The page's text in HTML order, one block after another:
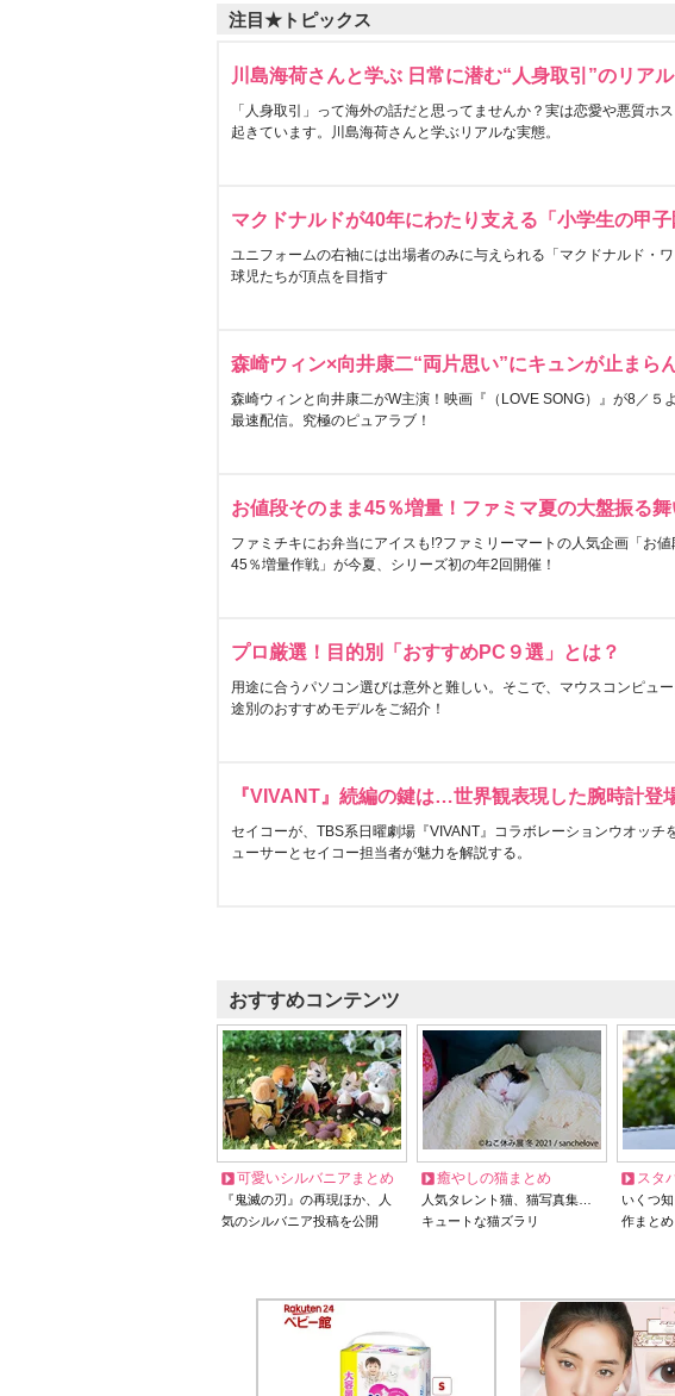
注目★トピックス
川島海荷さんと学ぶ 日常に潜む“人身取引”のリアル
「人身取引」って海外の話だと思ってませんか？実は恋愛や悪質ホ
起きています。川島海荷さんと学ぶリアルな実態。
マクドナルドが40年にわたり支える「小学生の甲子
ユニフォームの右袖には出場者のみに与えられる「マクドナルド・
球児たちが頂点を目指す
森崎ウィン×向井康二“両片思い”にキュンが止まら
森崎ウィンと向井康二がW主演！映画『（LOVE SONG）』が8／５
最速配信。究極のピュアラブ！
お値段そのまま45％増量！ファミマ夏の大盤振る舞
ファミチキにお弁当にアイスも!?ファミリーマートの人気企画「お値
45％増量作戦」が今夏、シリーズ初の年2回開催！
プロ厳選！目的別「おすすめPC９選」とは？
用途に合うパソコン選びは意外と難しい。そこで、マウスコンピュ
途別のおすすめモデルをご紹介！
『VIVANT』続編の鍵は…世界観表現した腕時計登
セイコーが、TBS系日曜劇場『VIVANT』コラボレーションウオッチ
ューサーとセイコー担当者が魅力を解説する。
おすすめコンテンツ
可愛いシルバニアまとめ
『鬼滅の刃』の再現ほか、人
気のシルバニア投稿を公開
癒やしの猫まとめ
人気タレント猫、猫写真集…
キュートな猫ズラリ
スタ
いくつ
作まとめ